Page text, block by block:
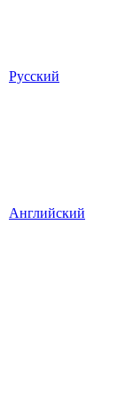
Русский
Английский